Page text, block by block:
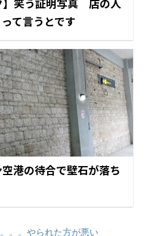
】笑う証明写真 店の人
て言うとです
空港の待合で壁石が落ち
。。やられた方が悪い